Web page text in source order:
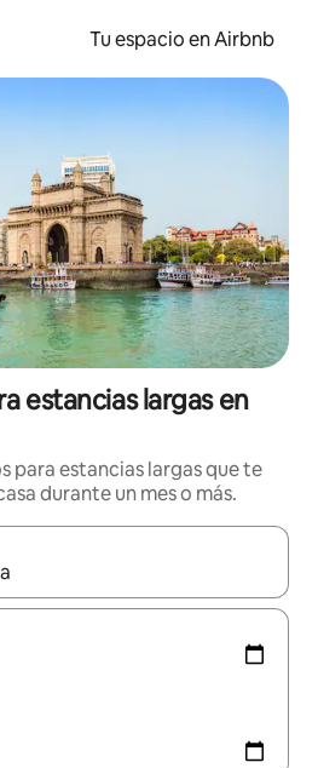
Tu espacio en Airbnb
estancias largas en
para estancias largas que te
durante un mes o más.
disponibles, podrás navegar